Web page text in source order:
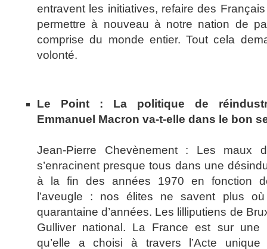
entravent les initiatives, refaire des
permettre à nouveau à notre nation de
comprise du monde entier. Tout cela
volonté.
Le Point : La politique de
Emmanuel Macron va-t-elle dans le bon
Jean-Pierre Chevènement : Les maux
s’enracinent presque tous dans une
à la fin des années 1970 en fonction
l’aveugle : nos élites ne savent plus
quarantaine d’années. Les lilliputiens de
Gulliver national. La France est sur une
qu’elle a choisi à travers l’Acte